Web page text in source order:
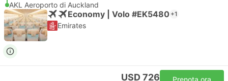
AKL Aeroporto di Auckland
Economy | Volo #EK5480 +1
Emirates
USD 726 Prenota ora